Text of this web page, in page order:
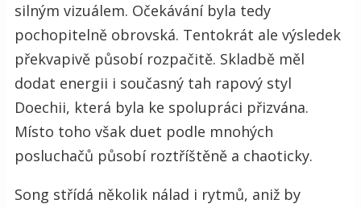
silným vizuálem. Očekávání byla tedy
pochopitelně obrovská. Tentokrát ale výsledek
překvapivě působí rozpačitě. Skladbě měl
dodat energii i současný tah rapový styl
Doechii, která byla ke spolupráci přizvána.
Místo toho však duet podle mnohých
posluchačů působí roztříštěně a chaoticky.
Song střídá několik nálad i rytmů, aniž by